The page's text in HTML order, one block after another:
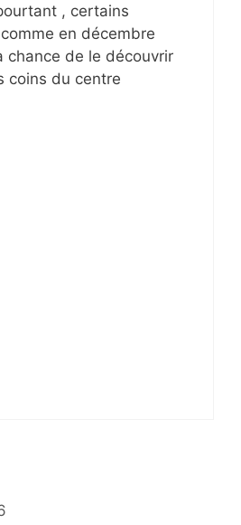
, certains
en décembre
chance de le découvrir
coins du centre